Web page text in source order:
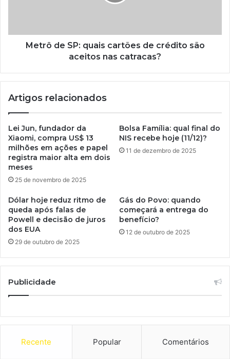
Metrô de SP: quais cartões de crédito são
aceitos nas catracas?
Artigos relacionados
Lei Jun, fundador da
Xiaomi, compra US$ 13
milhões em ações e papel
registra maior alta em dois
meses
25 de novembro de 2025
Bolsa Família: qual final do
NIS recebe hoje (11/12)?
11 de dezembro de 2025
Dólar hoje reduz ritmo de
queda após falas de
Powell e decisão de juros
dos EUA
29 de outubro de 2025
Gás do Povo: quando
começará a entrega do
benefício?
12 de outubro de 2025
Publicidade
Recente Popular Comentários